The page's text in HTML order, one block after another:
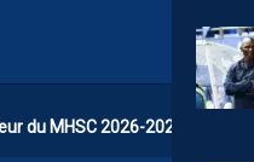
du MHSC 2026-2027 ?